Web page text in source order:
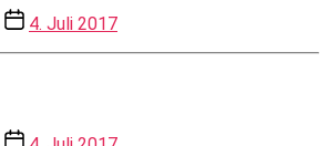
4. Juli 2017